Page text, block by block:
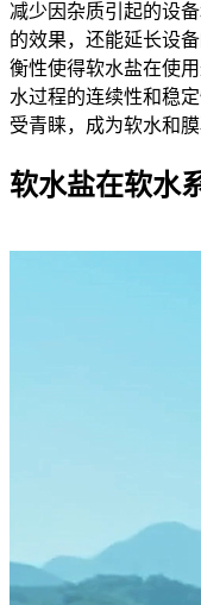
减少因杂质引起的设
的效果，还能延长设
衡性使得软水盐在使
水过程的连续性和稳
受青睐，成为软水和
软水盐在软水